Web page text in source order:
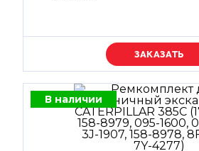
Уточняйте цену
В наличии